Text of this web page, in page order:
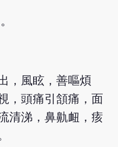
，風眩，善嘔煩
，頭痛引頷痛，面
清涕，鼻鼽衄，痎